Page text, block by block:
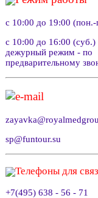
с 10:00 до 19:00 (пон.-
с 10:00 до 16:00 (суб.)
дежурный режим - по
предварительному
e-mail
sp@funtour.su
Телефоны для
+7(495) 638 - 56 - 71